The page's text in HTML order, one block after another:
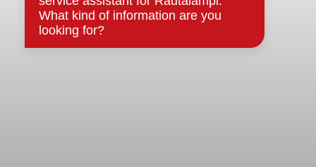
Tietosuoja
Tietosuojaselosteet